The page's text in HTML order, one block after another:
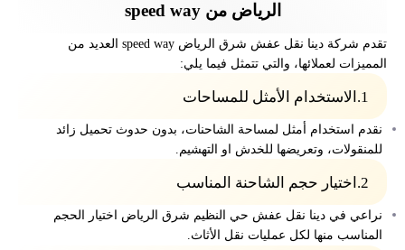
الرياض من speed way
تقدم شركة دينا نقل عفش شرق الرياض speed way العديد من
المميزات لعملائها، والتي تتمثل فيما يلي:
1.الاستخدام الأمثل للمساحات
نقدم استخدام أمثل لمساحة الشاحنات، بدون حدوث تحميل زائد
للمنقولات، وتعريضها للخدش او التهشيم.
2.اختيار حجم الشاحنة المناسب
نراعي في دينا نقل عفش حي النظيم شرق الرياض اختيار الحجم
المناسب منها لكل عمليات نقل الأثاث.